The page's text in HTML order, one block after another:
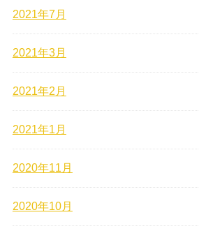
2021年7月
2021年3月
2021年2月
2021年1月
2020年11月
2020年10月